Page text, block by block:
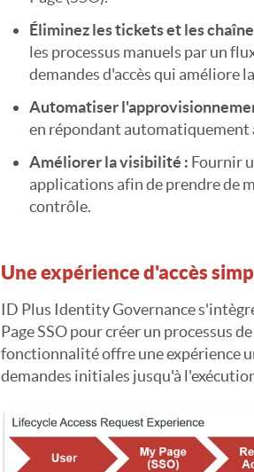
Éliminez les tickets et les
les processus manuels par un
demandes d'accès qui améliore
Automatiser
en répondant automatiquement
Améliorer la visibilité : Fournir
applications afin de prendre de
contrôle.
Une expérience d'accès
ID Plus Identity Governance
Page SSO pour créer un processus
fonctionnalité offre une expérience
demandes initiales jusqu'à